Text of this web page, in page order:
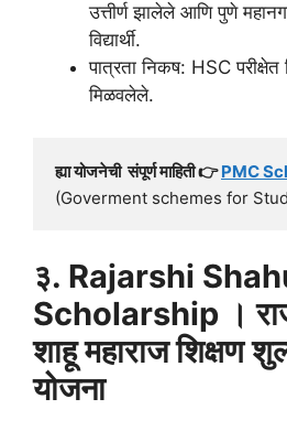
उत्तीर्ण झालेले आणि पुणे
विद्यार्थी.
पात्रता निकष: HSC
मिळवलेले.
ह्या योजनेची  संपूर्ण माहिती 👉 PMC
(Goverment schemes for
३. Rajarshi
Scholarship ।
शाहू महाराज शिक्षण
योजना